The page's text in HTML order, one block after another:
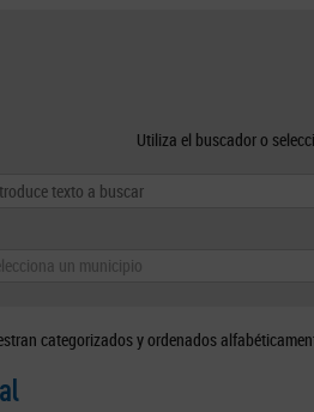
Utiliza el buscador o
un municipio
categorizados y ordenados